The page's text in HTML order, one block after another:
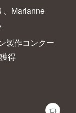
、Marianne
製作コンクー
得